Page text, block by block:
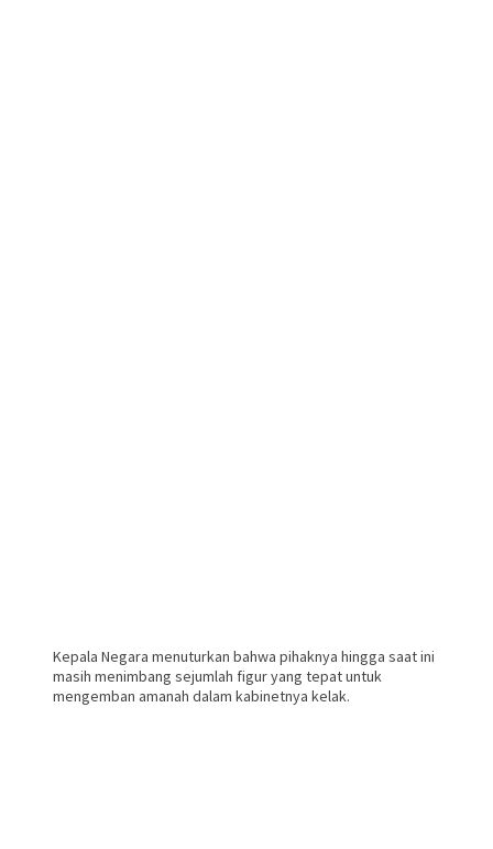
Kepala Negara menuturkan bahwa pihaknya hingga saat ini
masih menimbang sejumlah figur yang tepat untuk
mengemban amanah dalam kabinetnya kelak.